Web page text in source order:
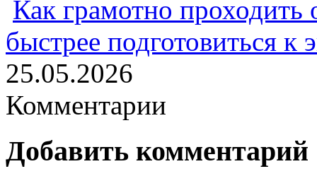
Как грамотно проходить
быстрее подготовиться к
25.05.2026
Комментарии
Добавить комментарий